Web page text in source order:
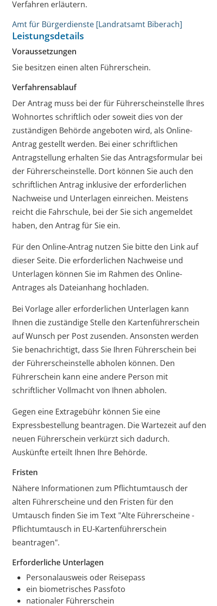
Verfahren erläutern.
Amt für Bürgerdienste [Landratsamt Biberach]
Leistungsdetails
Voraussetzungen
Sie besitzen einen alten Führerschein.
Verfahrensablauf
Der Antrag muss bei der für Führerscheinstelle Ihres
Wohnortes schriftlich oder soweit dies von der
zuständigen Behörde angeboten wird, als Online-
Antrag gestellt werden. Bei einer schriftlichen
Antragstellung erhalten Sie das Antragsformular bei
der Führerscheinstelle. Dort können Sie auch den
schriftlichen Antrag inklusive der erforderlichen
Nachweise und Unterlagen einreichen. Meistens
reicht die Fahrschule, bei der Sie sich angemeldet
haben, den Antrag für Sie ein.
Für den Online-Antrag nutzen Sie bitte den Link auf
dieser Seite. Die erforderlichen Nachweise und
Unterlagen können Sie im Rahmen des Online-
Antrages als Dateianhang hochladen.
Bei Vorlage aller erforderlichen Unterlagen kann
Ihnen die zuständige Stelle den Kartenführerschein
auf Wunsch per Post zusenden. Ansonsten werden
Sie benachrichtigt, dass Sie Ihren Führerschein bei
der Führerscheinstelle abholen können. Den
Führerschein kann eine andere Person mit
schriftlicher Vollmacht von Ihnen abholen.
Gegen eine Extragebühr können Sie eine
Expressbestellung beantragen. Die Wartezeit auf den
neuen Führerschein verkürzt sich dadurch.
Auskünfte erteilt Ihnen Ihre Behörde.
Fristen
Nähere Informationen zum Pflichtumtausch der
alten Führerscheine und den Fristen für den
Umtausch finden Sie im Text "Alte Führerscheine -
Pflichtumtausch in EU-Kartenführerschein
beantragen".
Erforderliche Unterlagen
Personalausweis oder Reisepass
ein biometrisches Passfoto
nationaler Führerschein